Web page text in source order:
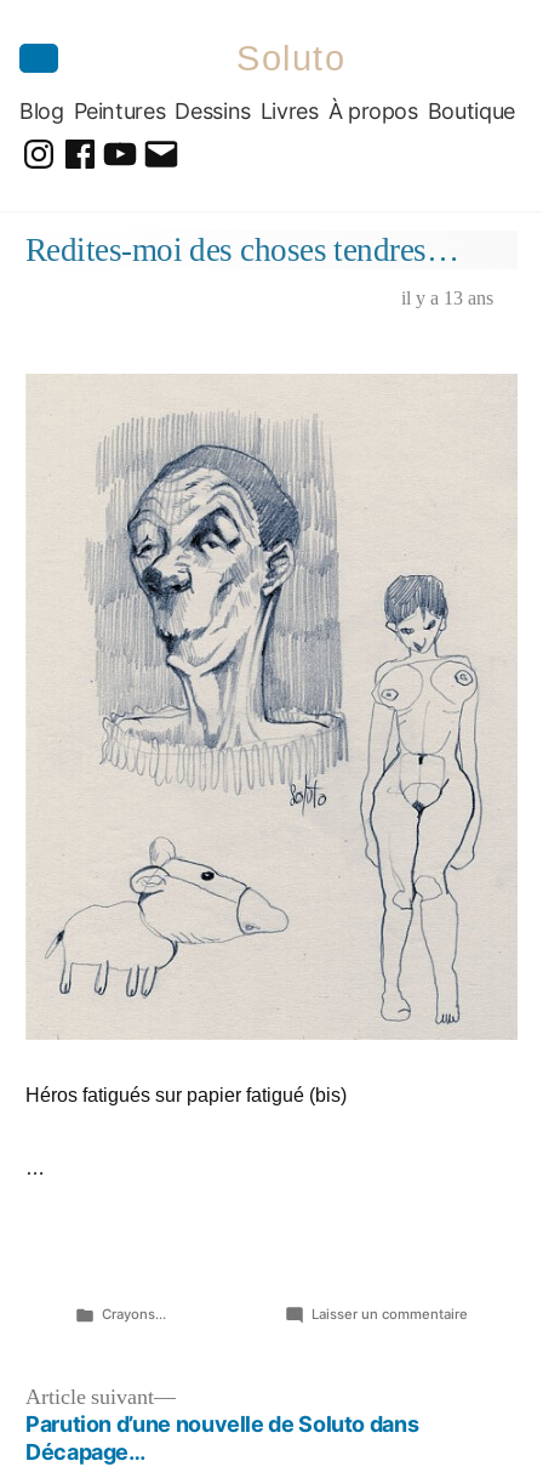
Soluto
Blog Peintures Dessins Livres À propos Boutique
Dessins
Redites-moi des choses tendres…
il y a 13 ans
Héros fatigués sur papier fatigué (bis)
…
Publié
Crayons... Laisser un commentairesur
Navigation
de
Article suivant
Article
suivant :
Parution d’une nouvelle de Soluto dans
Décapage…